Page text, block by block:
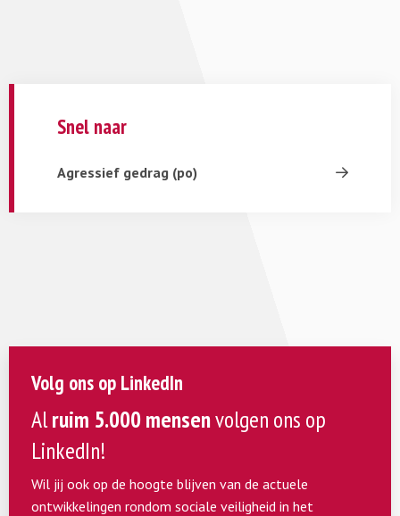
Snel naar
Agressief gedrag (po)
Volg ons op LinkedIn
Alruim 5.000 mensenvolgen ons op
LinkedIn!
Wil jij ook op de hoogte blijven van de actuele
ontwikkelingen rondom sociale veiligheid in het